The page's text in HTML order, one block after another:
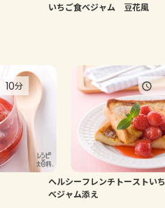
いちご食べジャム 豆花風
10分
ヘルシーフレンチトーストい
べジャム添え